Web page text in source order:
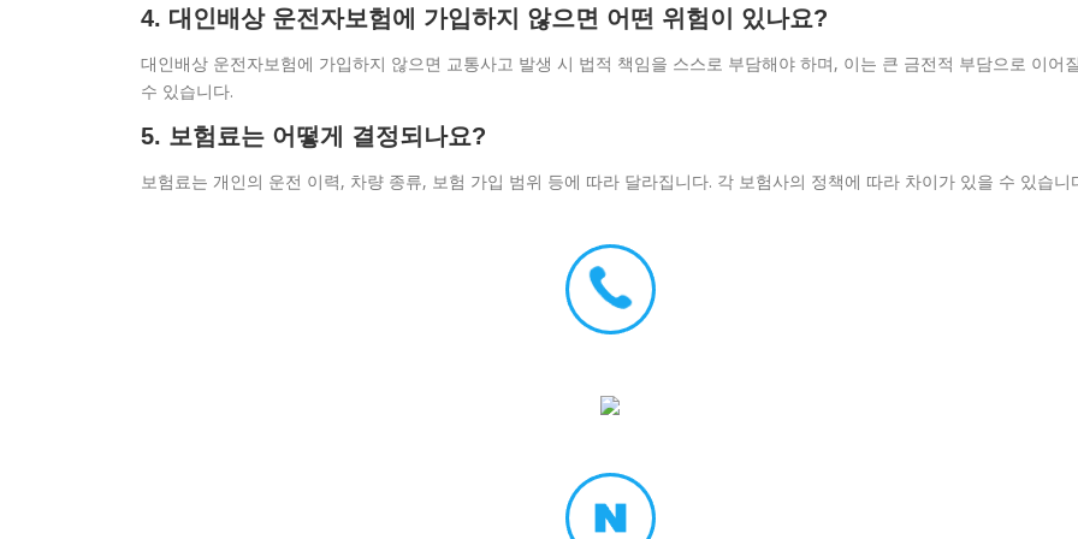
4. 대인배상 운전자보험에 가입하지 않으면 어떤 위험이 있나요?
대인배상 운전자보험에 가입하지 않으면 교통사고 발생 시 법적 책임을 스스로 부담해야 하며, 이는 큰 금전적 부담으로 이어
수 있습니다.
5. 보험료는 어떻게 결정되나요?
보험료는 개인의 운전 이력, 차량 종류, 보험 가입 범위 등에 따라 달라집니다. 각 보험사의 정책에 따라 차이가 있을 수 있습니